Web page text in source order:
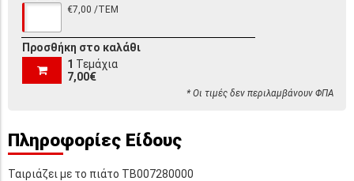
€7,00 /ΤΕΜ
Προσθήκη στο καλάθι
1 Τεμάχια
7,00€
* Οι τιμές δεν περιλαμβάνουν ΦΠΑ
Πληροφορίες Είδους
Ταιριάζει με το πιάτο TB007280000